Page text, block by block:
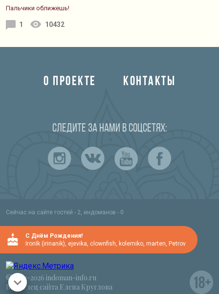
Пальчики оближешь!
1 10432
О ПРОЕКТЕ КОНТАКТЫ
Следите за нами в соцсетях:
Сейчас на сайте гостей - 2, индоманов - 0
C Днём Рождения!
IronIk (irinanik), ejevika, clownfish, kolemiko, marten, Petrov
© 2012-2026 indoman-info.ru
Владелец сайта Елена Круглова